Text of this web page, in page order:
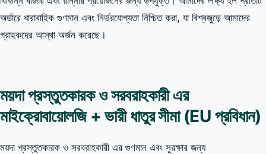
অর্ডারে ধারাবাহিক গুণমান এবং নির্ভরযোগ্যতা নিশ্চিত করা, যা বিশ্বজুড়ে আমাদের
গ্রাহকদের আস্থা অর্জন করেছে।
ময়দা প্রস্তুতকারক ও সরবরাহকারী এর
মাইক্রোবায়োলজি + ভারী ধাতুর সীমা (EU প্রবিধান)
ময়দা প্রস্তুতকারক ও সরবরাহকারী এর গুণমান এবং সুরক্ষার জন্য